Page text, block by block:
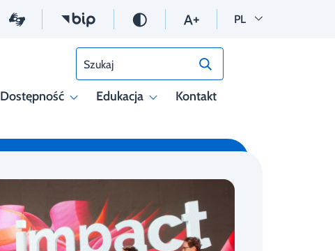
PL Wersja polska
Dostępność Edukacja Kontakt
Szukaj